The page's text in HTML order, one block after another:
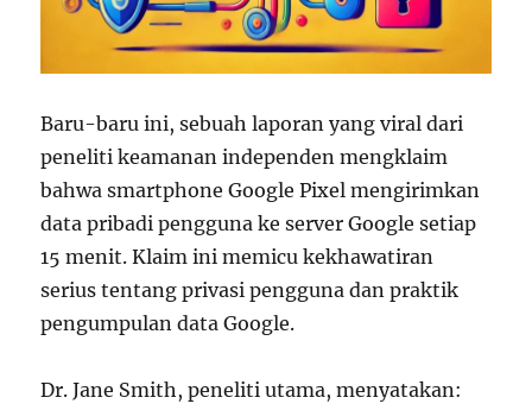
Baru-baru ini, sebuah laporan yang viral dari
peneliti keamanan independen mengklaim
bahwa smartphone Google Pixel mengirimkan
data pribadi pengguna ke server Google setiap
15 menit. Klaim ini memicu kekhawatiran
serius tentang privasi pengguna dan praktik
pengumpulan data Google.
Dr. Jane Smith, peneliti utama, menyatakan: